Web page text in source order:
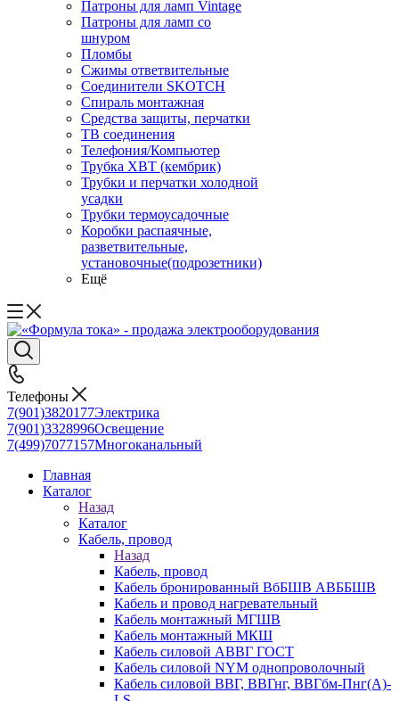
Патроны для ламп Vintage
Патроны для ламп со
шнуром
Пломбы
Сжимы ответвительные
Соединители SKOTCH
Спираль монтажная
Средства защиты, перчатки
ТВ соединения
Телефония/Компьютер
Трубка ХВТ (кембрик)
Трубки и перчатки холодной
усадки
Трубки термоусадочные
Коробки распаячные,
разветвительные,
установочные(подрозетники)
Ещё
Телефоны
7(901)3820177Электрика
7(901)3328996Освещение
7(499)7077157Многоканальный
Главная
Каталог
Назад
Каталог
Кабель, провод
Назад
Кабель, провод
Кабель бронированный ВбБШВ АВББШВ
Кабель и провод нагревательный
Кабель монтажный МГШВ
Кабель монтажный МКШ
Кабель силовой АВВГ ГОСТ
Кабель силовой NYM однопроволочный
Кабель силовой ВВГ, ВВГнг, ВВГбм-Пнг(А)-